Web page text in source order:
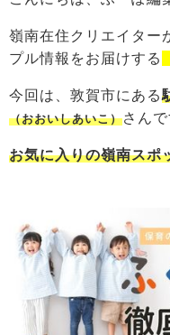
嶺南在住クリエイター
プル情報をお届けする
今回は、敦賀市にある
（おおいしあいこ）さんで
お気に入りの嶺南スポ